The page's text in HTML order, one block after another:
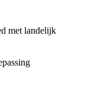
met landelijk